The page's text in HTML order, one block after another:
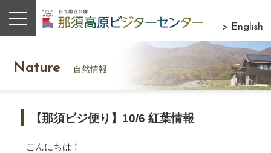
> English
Nature 自然情報
【那須ビジ便り】10/6 紅葉情報
こんにちは！